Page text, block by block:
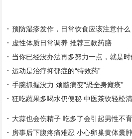
预防湿疹发作，日常饮食应该注意什么
虚性体质日常调养 推荐三款药膳
当你已经没办法再多努力一点，就是
运动是治疗抑郁症的“特效药”
手腕抓握没力 颈髓病变“恐全身瘫痪”
狂吃蔬果多喝水仍便秘 中医茶饮轻松
大蒜也会伤精子 吃多了会引起男性不育
房事后下腹疼痛难忍 小心卵巢黄体囊